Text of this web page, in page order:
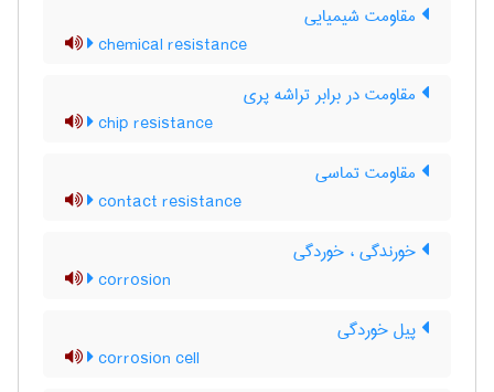
مقاومت شیمیایی
chemical resistance
مقاومت در برابر تراشه پری
chip resistance
مقاومت تماسی
contact resistance
خورندگی ، خوردگی
corrosion
پیل خوردگی
corrosion cell